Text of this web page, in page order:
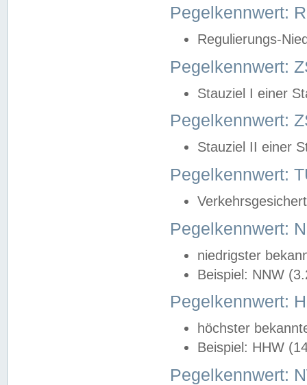
Pegelkennwert:
Regulierungs-
Pegelkennwert:
Stauziel I einer
Pegelkennwert:
Stauziel II einer
Pegelkennwert:
Pegelkennwert:
niedrigster
Beispiel: NNW
Pegelkennwert:
höchster
Beispiel: HHW
Pegelkennwert: